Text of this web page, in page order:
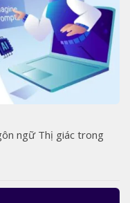
ngữ Thị giác trong